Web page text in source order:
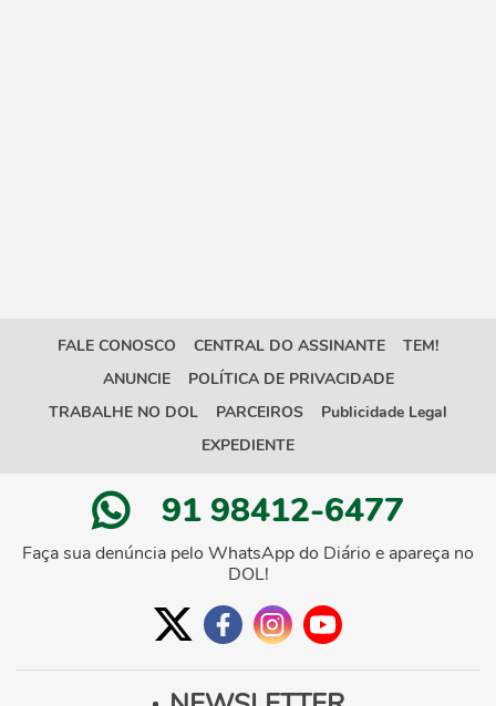
FALE CONOSCO CENTRAL DO ASSINANTE
TEM!
ANUNCIE
POLÍTICA DE PRIVACIDADE
TRABALHE NO DOL
PARCEIROS
Publicidade Legal
EXPEDIENTE
91 98412-6477
Faça sua denúncia pelo WhatsApp do Diário e apareça no
DOL!